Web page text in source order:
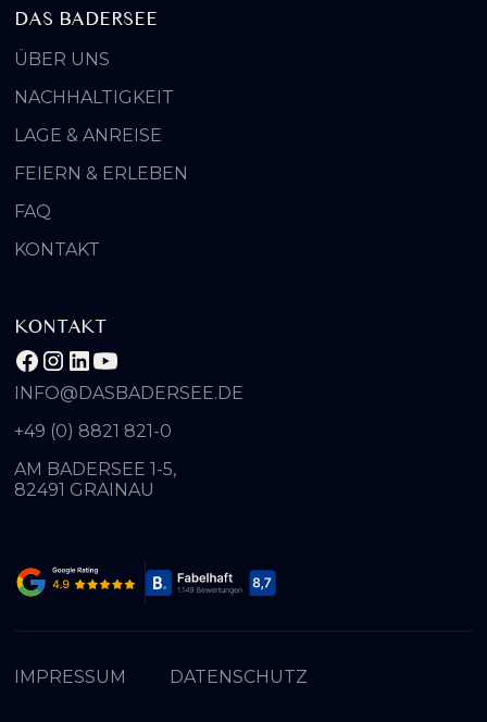
DAS BADERSEE
ÜBER UNS
NACHHALTIGKEIT
LAGE & ANREISE
FEIERN & ERLEBEN
FAQ
KONTAKT
KONTAKT
INFO@DASBADERSEE.DE
+49 (0) 8821 821-0
AM BADERSEE 1-5,
82491 GRAINAU
IMPRESSUM DATENSCHUTZ